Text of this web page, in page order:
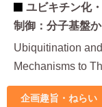
ユビキチン化
制御：分子基盤
Ubiquitination
Mechanisms to
企画趣旨・ねらい